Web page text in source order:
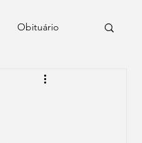
Obituário
Frase do dia